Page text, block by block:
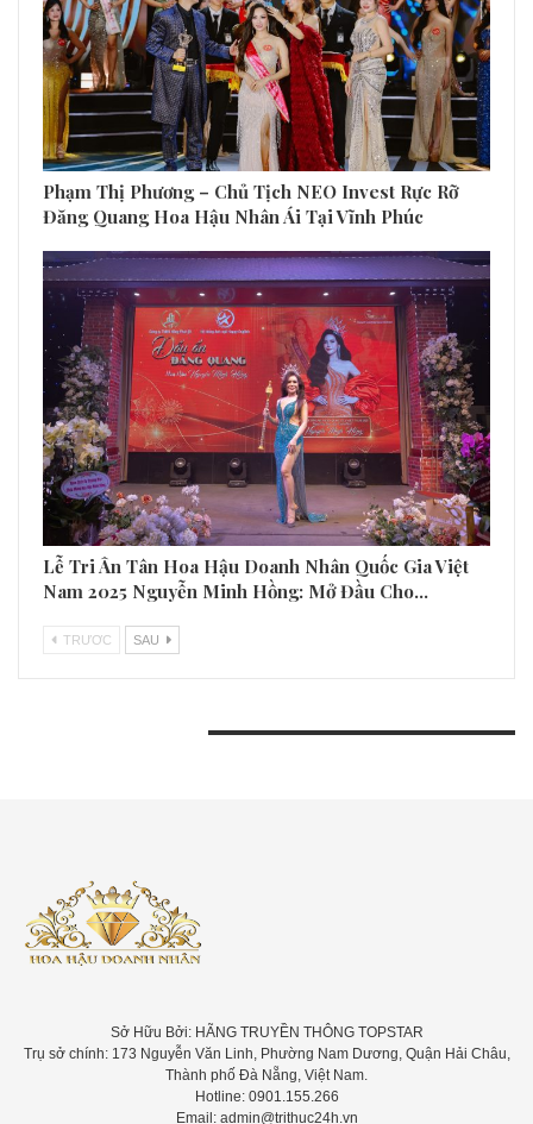
Phạm Thị Phương – Chủ Tịch NEO Invest Rực Rỡ
Đăng Quang Hoa Hậu Nhân Ái Tại Vĩnh Phúc
Lễ Tri Ân Tân Hoa Hậu Doanh Nhân Quốc Gia Việt
Nam 2025 Nguyễn Minh Hồng: Mở Đầu Cho…
TRƯƠC SAU
Sở Hữu Bởi: HÃNG TRUYỀN THÔNG TOPSTAR
Trụ sở chính: 173 Nguyễn Văn Linh, Phường Nam Dương, Quận Hải Châu,
Thành phố Đà Nẵng, Việt Nam.
Hotline: 0901.155.266
Email: admin@trithuc24h.vn